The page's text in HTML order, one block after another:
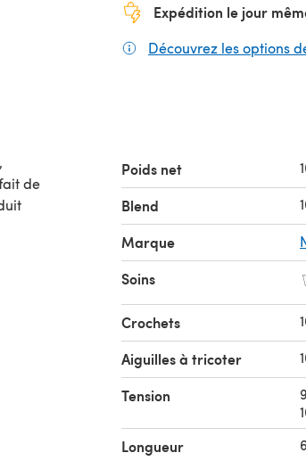
Expédition le jour
Découvrez les options
de
Poids net
Blend
Marque
Soins
Crochets
Aiguilles à tricoter
Tension
Longueur